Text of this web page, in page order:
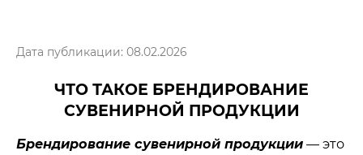
Дата публикации: 08.02.2026
ЧТО ТАКОЕ БРЕНДИРОВАНИЕ
СУВЕНИРНОЙ ПРОДУКЦИИ
Брендирование сувенирной продукции — это